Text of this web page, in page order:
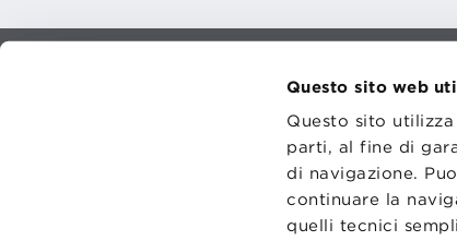
Questo sito web
Questo sito
parti, al fine di
di navigazione.
continuare la
quelli tecnici